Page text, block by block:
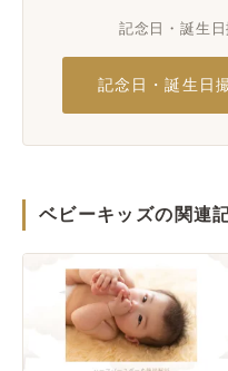
記念日・誕生
記念日・誕生日
ベビーキッズの関連